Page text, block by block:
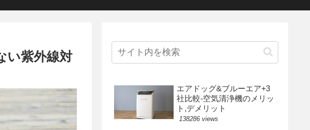
い紫外線対
エアドッグ&ブルーエア+3
社比較-空気清浄機のメリッ
ト,デメリット
138286 views